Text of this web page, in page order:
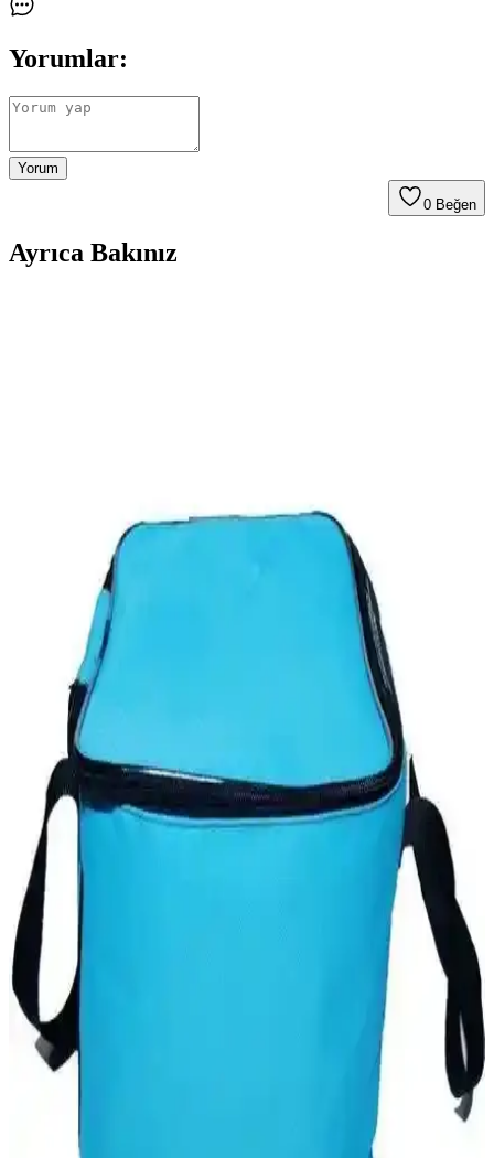
Yorumlar:
Yorum
0 Beğen
Ayrıca Bakınız
Stanley ve Karaca termos bardaklar, dayanıklılık ve estetik açısından
farklı özellikler sunar. Hangi modelin ihtiyaçlarınıza uygun
olduğunu öğrenin.
Gelişmiş Termal Çantalar Karşılaştırması:
GBMOTİON 25 Litre ve Thermobag Piknik
Çantası
İki popüler termal çanta modeli GBMOTİON 25 Litre ve
Thermobag arasındaki farklar, yalıtım performansı, hacim ve taşıma
kolaylığı gibi kriterlerle detaylı karşılaştırma yapıyoruz.
Suyu Sıcak Tutan Termoslar: Günümüz Pratik
Kullanım ve Özellikleri
Günümüzde sıcak içecekleri uzun süre muhafaza eden termoslar,
dayanıklı malzemeleri ve gelişmiş izolasyon teknolojileriyle hareket
halinde olanlar ve dış mekan aktiviteleri için idealdir.
Termal Çanta Karşılaştırması: Cadde Outlet 40
Litre ve Dys Case Yemek Çantası
İki farklı termal taşıma çantasını detaylı karşılaştırıyoruz. Kapasite,
yalıtım süresi ve kullanım alanları gibi kriterlerle performanslarını
analiz ediyoruz.
Termal Çanta Karşılaştırması: Piknik ve Sıcak